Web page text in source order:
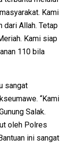
Kami
dari Allah. Tetap
Kami siap
110 bila
sangat
“Kami
Salak.
oleh Polres
ini sangat